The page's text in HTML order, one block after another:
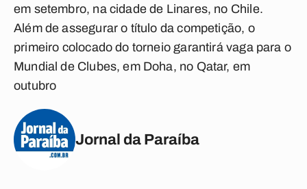
em setembro, na cidade de Linares, no Chile.
Além de assegurar o título da competição, o
primeiro colocado do torneio garantirá vaga para o
Mundial de Clubes, em Doha, no Qatar, em
outubro
Jornal da Paraíba